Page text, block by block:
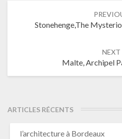
Stonehenge,The
NEXT
Malte, Archipel
ARTICLES RÉCENTS
l’architecture à Bordeaux